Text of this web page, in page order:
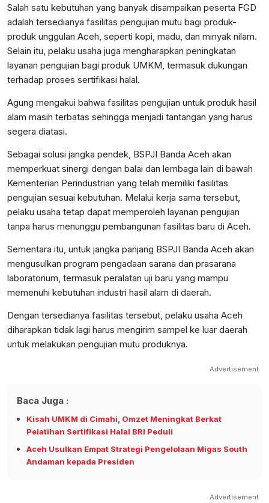
Salah satu kebutuhan yang banyak disampaikan peserta FGD
adalah tersedianya fasilitas pengujian mutu bagi produk-
produk unggulan Aceh, seperti kopi, madu, dan minyak nilam.
Selain itu, pelaku usaha juga mengharapkan peningkatan
layanan pengujian bagi produk UMKM, termasuk dukungan
terhadap proses sertifikasi halal.
Agung mengakui bahwa fasilitas pengujian untuk produk hasil
alam masih terbatas sehingga menjadi tantangan yang harus
segera diatasi.
Sebagai solusi jangka pendek, BSPJI Banda Aceh akan
memperkuat sinergi dengan balai dan lembaga lain di bawah
Kementerian Perindustrian yang telah memiliki fasilitas
pengujian sesuai kebutuhan. Melalui kerja sama tersebut,
pelaku usaha tetap dapat memperoleh layanan pengujian
tanpa harus menunggu pembangunan fasilitas baru di Aceh.
Sementara itu, untuk jangka panjang BSPJI Banda Aceh akan
mengusulkan program pengadaan sarana dan prasarana
laboratorium, termasuk peralatan uji baru yang mampu
memenuhi kebutuhan industri hasil alam di daerah.
Dengan tersedianya fasilitas tersebut, pelaku usaha Aceh
diharapkan tidak lagi harus mengirim sampel ke luar daerah
untuk melakukan pengujian mutu produknya.
Advertisement
Baca Juga :
Kisah UMKM di Cimahi, Omzet Meningkat Berkat
Pelatihan Sertifikasi Halal BRI Peduli
Aceh Usulkan Empat Strategi Pengelolaan Migas South
Andaman kepada Presiden
Advertisement